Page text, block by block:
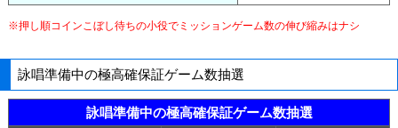
※押し順コインこぼし待ちの小役でミッションゲーム数の伸び縮みはナシ
詠唱準備中の極高確保証ゲーム数抽選
詠唱準備中の極高確保証ゲーム数抽選